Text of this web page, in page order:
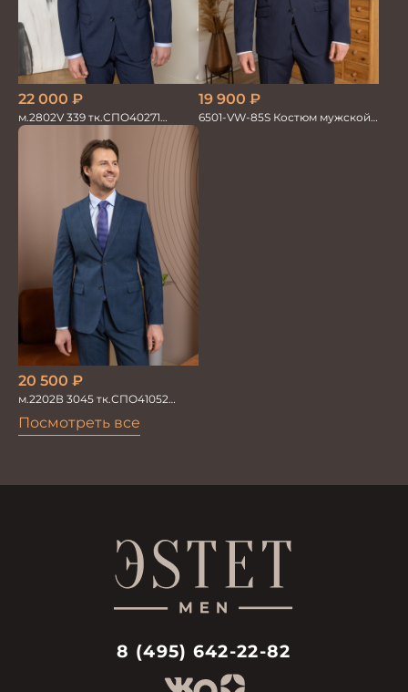
Посмотреть все
22 000 ₽
м.2802V 339 тк.СПО40271
Костюм мужской
19 900 ₽
6501-VW-85S Костюм мужской
20 500 ₽
м.2202В 3045 тк.СПО41052
8 (495) 642-22-82